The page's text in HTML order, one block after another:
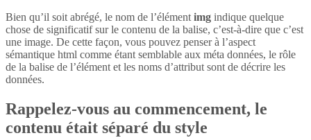
Bien qu’il soit abrégé, le nom de l’élément img indique quelque
chose de significatif sur le contenu de la balise, c’est-à-dire que c’est
une image. De cette façon, vous pouvez penser à l’aspect
sémantique html comme étant semblable aux méta données, le rôle
de la balise de l’élément et les noms d’attribut sont de décrire les
données.
Rappelez-vous au commencement, le
contenu était séparé du style